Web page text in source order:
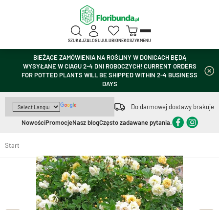
BIEŻĄCE ZAMÓWIENIA NA ROŚLINY W DONICACH BĘDĄ
WYSYŁANE W CIAGU 2-4 DNI ROBOCZYCH! CURRENT ORDERS
FOR POTTED PLANTS WILL BE SHIPPED WITHIN 2-4 BUSINESS
DAYS
Do darmowej dostawy brakuje
NowościPromocjeNasz blogCzęsto zadawane pytania.
SZUKAJZALOGUJULUBIONEKOSZYKMENU
Start